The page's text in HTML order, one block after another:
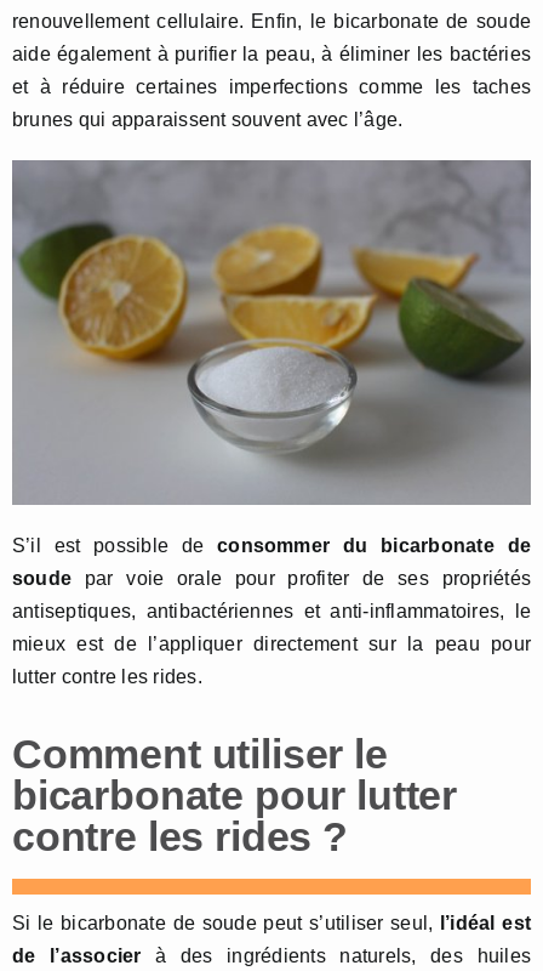
renouvellement cellulaire. Enfin, le bicarbonate de soude
aide également à purifier la peau, à éliminer les bactéries
et à réduire certaines imperfections comme les taches
brunes qui apparaissent souvent avec l’âge.
S’il est possible deconsommer du bicarbonate de
soude par voie orale pour profiter de ses propriétés
antiseptiques, antibactériennes et anti-inflammatoires, le
mieux est de l’appliquer directement sur la peau pour
lutter contre les rides.
Comment utiliser le
bicarbonate pour lutter
contre les rides ?
Si le bicarbonate de soude peut s’utiliser seul,
l’idéal est
de l’associer à des ingrédients naturels, des huiles